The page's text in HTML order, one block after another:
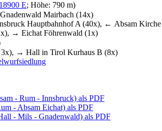
E; Höhe: 790 m)
Mairbach (14x)
Hauptbahnhof A (40x), ← Absam
→ Eichat Föhrenwald (1x)
→ Hall in Tirol Kurhaus B (8x)
- Rum - Innsbruck) als PDF
- Absam Eichat) als PDF
- Mils - Gnadenwald) als PDF